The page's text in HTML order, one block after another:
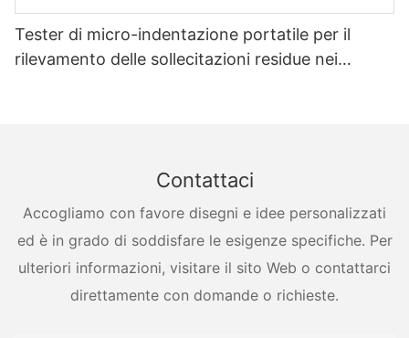
Tester di micro-indentazione portatile per il
rilevamento delle sollecitazioni residue nei
Contattaci
Accogliamo con favore disegni e idee personalizzati
ed è in grado di soddisfare le esigenze specifiche. Per
ulteriori informazioni, visitare il sito Web o contattarci
direttamente con domande o richieste.